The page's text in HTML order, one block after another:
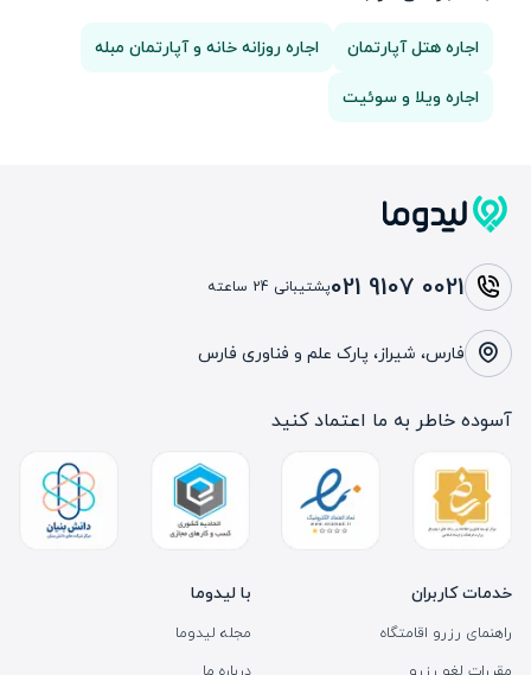
اجاره هتل آپارتمان
اجاره روزانه خانه و آپارتمان مبله
اجاره ویلا و سوئیت
خدمات کاربران
راهنمای رزرو اقامتگاه
با لیدوما
مجله لیدوما
021 9107 0021پشتیبانی 24 ساعته
فارس، شیراز، پارک علم و فناوری فارس
آسوده خاطر به ما اعتماد کنید